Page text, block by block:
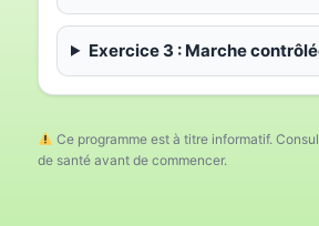
Exercice 3 : Marche
Ce programme est à titre informatif.
de santé avant de commencer.